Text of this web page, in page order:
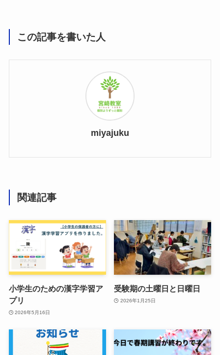
この記事を書いた人
miyajuku
関連記事
小学生のための漢字学習ア
プリ
2026年5月16日
受験期の土曜日と日曜日
2026年1月25日